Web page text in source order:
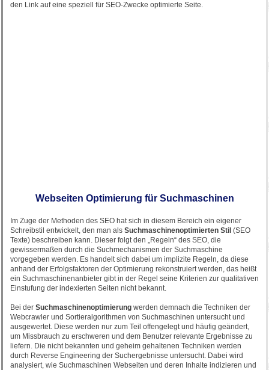
den Link auf eine speziell für SEO-Zwecke optimierte Seite.
Webseiten Optimierung für Suchmaschinen
Im Zuge der Methoden des SEO hat sich in diesem Bereich ein eigener
Schreibstil entwickelt, den man als Suchmaschinenoptimierten Stil (SEO
Texte) beschreiben kann. Dieser folgt den „Regeln“ des SEO, die
gewissermaßen durch die Suchmechanismen der Suchmaschine
vorgegeben werden. Es handelt sich dabei um implizite Regeln, da diese
anhand der Erfolgsfaktoren der Optimierung rekonstruiert werden, das heißt
ein Suchmaschinenanbieter gibt in der Regel seine Kriterien zur qualitativen
Einstufung der indexierten Seiten nicht bekannt.
Bei der Suchmaschinenoptimierung werden demnach die Techniken der
Webcrawler und Sortieralgorithmen von Suchmaschinen untersucht und
ausgewertet. Diese werden nur zum Teil offengelegt und häufig geändert,
um Missbrauch zu erschweren und dem Benutzer relevante Ergebnisse zu
liefern. Die nicht bekannten und geheim gehaltenen Techniken werden
durch Reverse Engineering der Suchergebnisse untersucht. Dabei wird
analysiert, wie Suchmaschinen Webseiten und deren Inhalte indizieren und